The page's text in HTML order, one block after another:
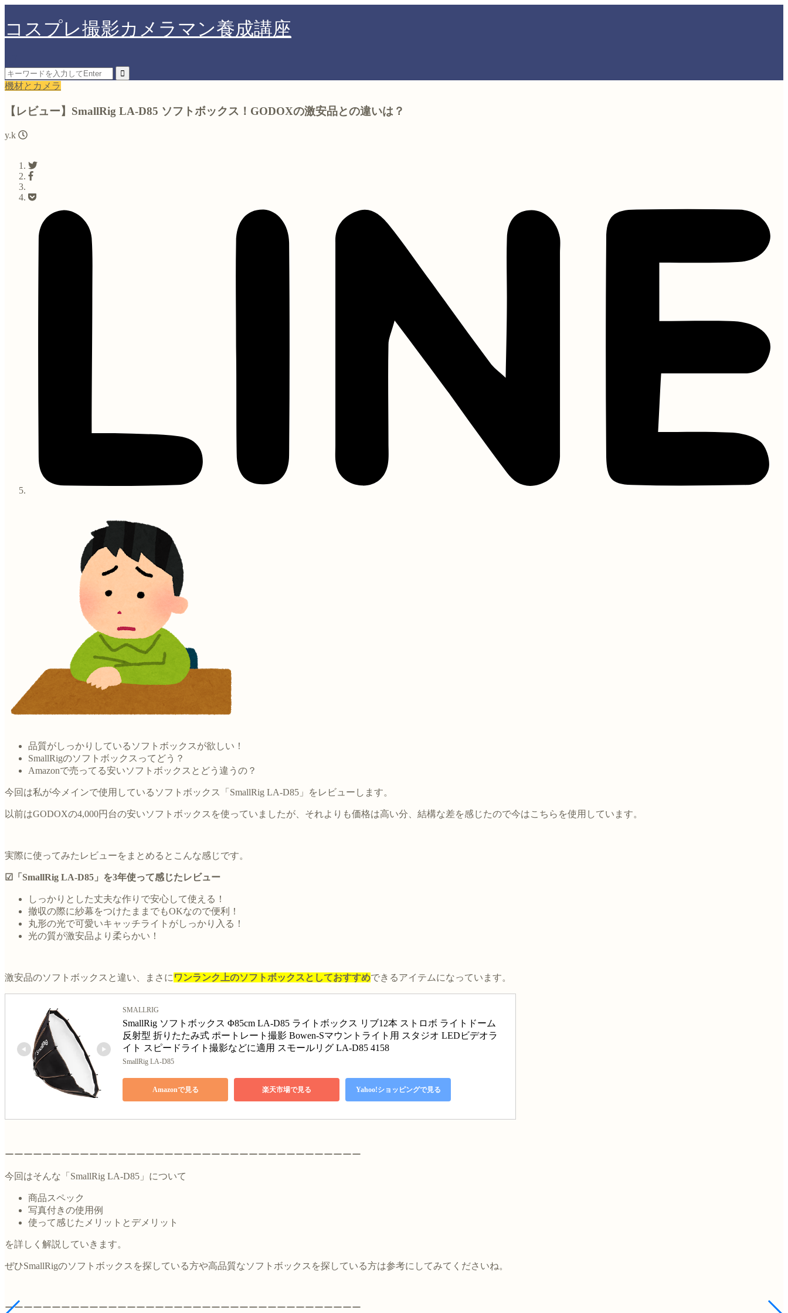
コスプレ撮影カメラマン養成講座
機材とカメラ
【レビュー】SmallRig LA-D85 ソフトボックス！GODOXの激安品との違いは？
y.k
品質がしっかりしているソフトボックスが欲しい！
SmallRigのソフトボックスってどう？
Amazonで売ってる安いソフトボックスとどう違うの？
今回は私が今メインで使用しているソフトボックス「SmallRig LA-D85」をレビューします。
以前はGODOXの4,000円台の安いソフトボックスを使っていましたが、それよりも価格は高い分、結構な差を感じたので今はこちらを使用しています。
実際に使ってみたレビューをまとめるとこんな感じです。
☑「SmallRig LA-D85」を3年使って感じたレビュー
しっかりとした丈夫な作りで安心して使える！
撤収の際に紗幕をつけたままでもOKなので便利！
丸形の光で可愛いキャッチライトがしっかり入る！
光の質が激安品より柔らかい！
激安品のソフトボックスと違い、まさにワンランク上のソフトボックスとしておすすめできるアイテムになっています。
SMALLRIG
SmallRig ソフトボックス Φ85cm LA-D85 ライトボックス リブ12本 ストロボ ライトドーム
反射型 折りたたみ式 ポートレート撮影 Bowen-Sマウントライト用 スタジオ LEDビデオラ
イト スピードライト撮影などに適用 スモールリグ LA-D85 4158
SmallRig LA-D85
Amazonで見る 楽天市場で見る Yahoo!ショッピングで見る
ーーーーーーーーーーーーーーーーーーーーーーーーーーーーーーーーーーーーーー
今回はそんな「SmallRig LA-D85」について
商品スペック
写真付きの使用例
使って感じたメリットとデメリット
を詳しく解説していきます。
ぜひSmallRigのソフトボックスを探している方や高品質なソフトボックスを探している方は参考にしてみてくださいね。
ーーーーーーーーーーーーーーーーーーーーーーーーーーーーーーーーーーーーーー